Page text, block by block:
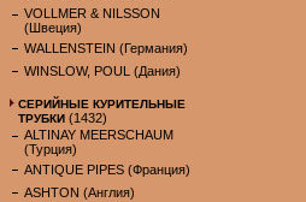
VOLLMER & NILSSON
(Швеция)
WALLENSTEIN (Германия)
WINSLOW, POUL (Дания)
СЕРИЙНЫЕ КУРИТЕЛЬНЫЕ
ТРУБКИ (1432)
ALTINAY MEERSCHAUM
(Турция)
ANTIQUE PIPES (Франция)
ASHTON (Англия)